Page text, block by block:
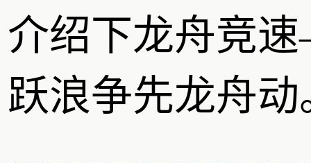
介绍下龙舟竞
跃浪争先龙舟动